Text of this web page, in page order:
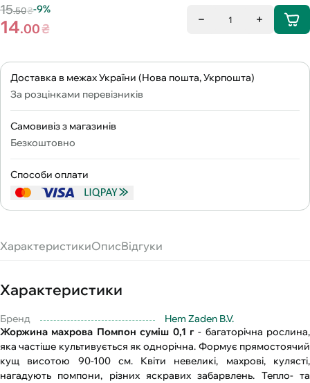
15.50₴-9%
14.00₴
1
Доставка в межах України (Нова пошта, Укрпошта)
За розцінками перевізників
Самовивіз з магазинів
Безкоштовно
Способи оплати
ХарактеристикиОписВідгуки
Характеристики
Бренд
Hem Zaden B.V.
Жоржина махрова Помпон суміш 0,1 г- багаторічна рослина,
яка частіше культивується як однорічна. Формує прямостоячий
кущ висотою 90-100 см. Квіти невеликі, махрові, кулясті,
нагадують помпони, різних яскравих забарвлень. Тепло- та